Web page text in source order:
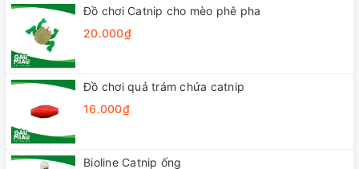
Đồ chơi Catnip cho mèo phê pha
20.000₫
Đồ chơi quả trám chứa catnip
16.000₫
Bioline Catnip ống